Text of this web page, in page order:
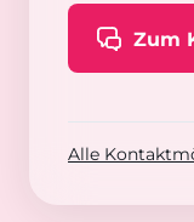
Zum
Alle